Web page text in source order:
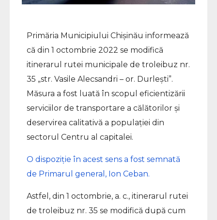
Primăria Municipiului Chișinău informează
că din 1 octombrie 2022 se modifică
itinerarul rutei municipale de troleibuz nr.
35 „str. Vasile Alecsandri – or. Durlești”.
Măsura a fost luată în scopul eficientizării
serviciilor de transportare a călătorilor și
deservirea calitativă a populației din
sectorul Centru al capitalei.
O dispoziție în acest sens a fost semnată
de Primarul general, Ion Ceban.
Astfel, din 1 octombrie, a. c., itinerarul rutei
de troleibuz nr. 35 se modifică după cum